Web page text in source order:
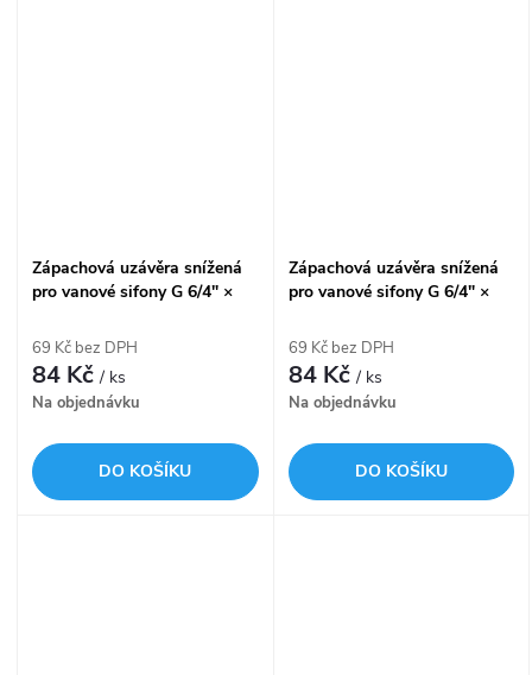
Zápachová uzávěra snížená
pro vanové sifony G 6/4" ×
69 Kč bez DPH
84 Kč/ ks
Na objednávku
DO KOŠÍKU
Zápachová uzávěra snížená
pro vanové sifony G 6/4" ×
69 Kč bez DPH
84 Kč/ ks
Na objednávku
DO KOŠÍKU